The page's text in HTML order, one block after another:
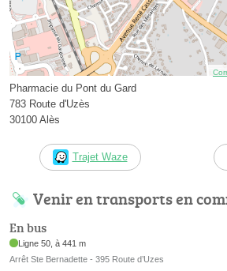
Pharmacie du Pont du Gard
783 Route d'Uzès
30100 Alès
Trajet Waze
Venir en transports en
En bus
Ligne 50, à 441 m
Arrêt Ste Bernadette - 395 Route d’Uzes